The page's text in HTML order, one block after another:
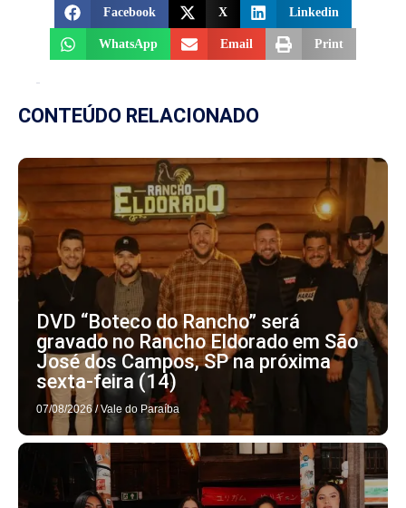
Facebook X Linkedin
WhatsApp Email Print
CONTEÚDO RELACIONADO
DVD “Boteco do Rancho” será
gravado no Rancho Eldorado em São
José dos Campos, SP na próxima
sexta-feira (14)
07/08/2026 / Vale do Paraíba